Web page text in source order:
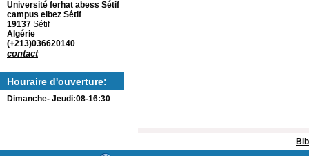
Université ferhat abess Sétif
campus elbez Sétif
19137 Sétif
Algérie
(+213)036620140
contact
Houraire d'ouverture:
Dimanche- Jeudi:08-16:30